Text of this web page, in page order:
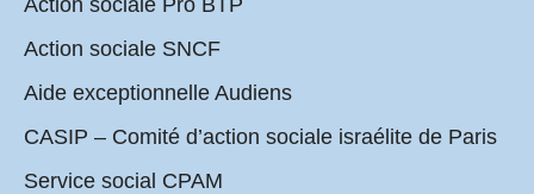
Action sociale Pro BTP
Action sociale SNCF
Aide exceptionnelle Audiens
CASIP – Comité d’action sociale israélite de Paris
Service social CPAM